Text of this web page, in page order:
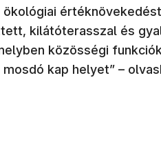
kilátóterasszal és
közösségi
kap helyet” –